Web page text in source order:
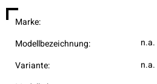
Marke:
Modellbezeichnung:
Variante:
n.a.
n.a.